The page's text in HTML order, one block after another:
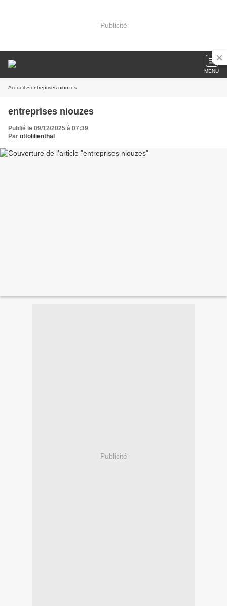
Publicité
MENU
Accueil » entreprises niouzes
entreprises niouzes
Publié le 09/12/2025 à 07:39
Par ottolilienthal
Publicité